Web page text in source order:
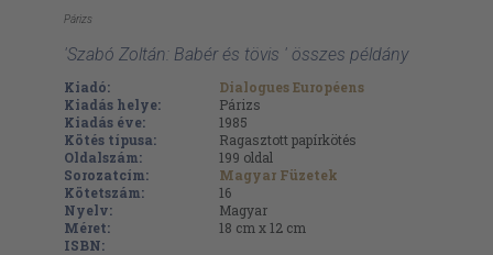
Párizs
'Szabó Zoltán: Babér és tövis ' összes példány
Kiadó:
Dialogues Européens
Kiadás helye:
Párizs
Kiadás éve:
1985
Kötés típusa:
Ragasztott papírkötés
Oldalszám:
199 oldal
Sorozatcím:
Magyar Füzetek
Kötetszám:
16
Nyelv:
Magyar
Méret:
18 cm x 12 cm
ISBN: